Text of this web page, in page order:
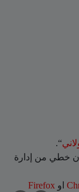
“.
خطي من إدارة
او Firefox